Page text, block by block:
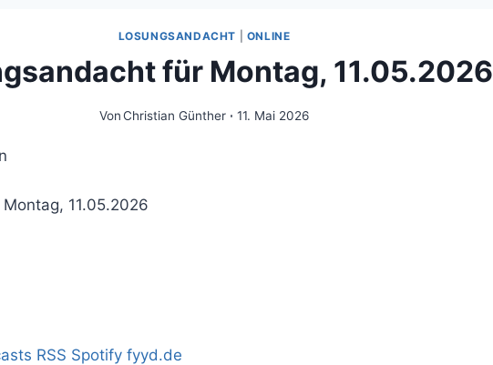
LOSUNGSANDACHT ONLINE
für Montag, 11.05.2026
VonChristian Günther 11. Mai 2026
11.05.2026
RSS Spotify fyyd.de